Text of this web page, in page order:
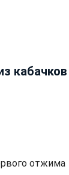
кабачков
отжима